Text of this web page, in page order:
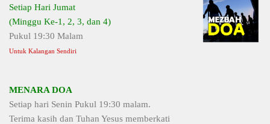
Setiap Hari Jumat
(Minggu Ke-1, 2, 3, dan 4)
Pukul 19:30 Malam
Untuk Kalangan Sendiri
MENARA DOA
Setiap hari Senin Pukul 19:30 malam.
Terima kasih dan Tuhan Yesus memberkati